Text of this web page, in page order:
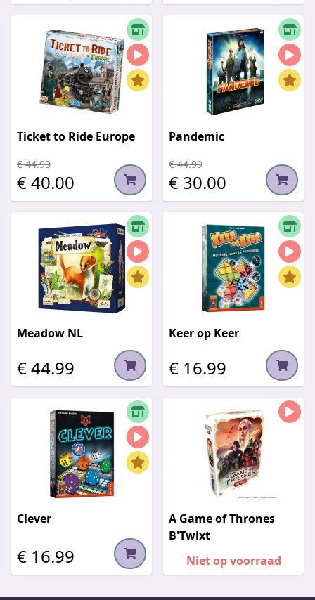
Ticket to Ride Europe
€ 44.99
€ 40.00
Pandemic
€ 44.99
€ 30.00
Meadow NL
€ 44.99
Keer op Keer
€ 16.99
Clever
€ 16.99
A Game of Thrones
B'Twixt
Niet op voorraad